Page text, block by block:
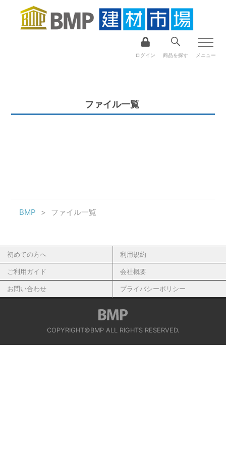
ログイン 商品を探す メニュー
ファイル一覧
BMP ファイル一覧
初めての方へ 利用規約
ご利用ガイド 会社概要
お問い合わせ プライバシーポリシー
COPYRIGHT©BMP ALL RIGHTS RESERVED.